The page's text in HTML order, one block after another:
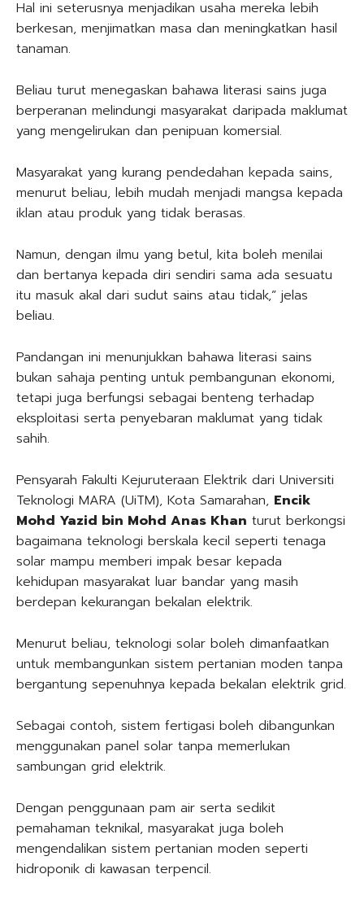
Hal ini seterusnya menjadikan usaha mereka lebih
berkesan, menjimatkan masa dan meningkatkan hasil
tanaman.
Beliau turut menegaskan bahawa literasi sains juga
berperanan melindungi masyarakat daripada maklumat
yang mengelirukan dan penipuan komersial.
Masyarakat yang kurang pendedahan kepada sains,
menurut beliau, lebih mudah menjadi mangsa kepada
iklan atau produk yang tidak berasas.
Namun, dengan ilmu yang betul, kita boleh menilai
dan bertanya kepada diri sendiri sama ada sesuatu
itu masuk akal dari sudut sains atau tidak,” jelas
beliau.
Pandangan ini menunjukkan bahawa literasi sains
bukan sahaja penting untuk pembangunan ekonomi,
tetapi juga berfungsi sebagai benteng terhadap
eksploitasi serta penyebaran maklumat yang tidak
sahih.
Pensyarah Fakulti Kejuruteraan Elektrik dari Universiti
Teknologi MARA (UiTM), Kota Samarahan, Encik
Mohd Yazid bin Mohd Anas Khan turut berkongsi
bagaimana teknologi berskala kecil seperti tenaga
solar mampu memberi impak besar kepada
kehidupan masyarakat luar bandar yang masih
berdepan kekurangan bekalan elektrik.
Menurut beliau, teknologi solar boleh dimanfaatkan
untuk membangunkan sistem pertanian moden tanpa
bergantung sepenuhnya kepada bekalan elektrik grid.
Sebagai contoh, sistem fertigasi boleh dibangunkan
menggunakan panel solar tanpa memerlukan
sambungan grid elektrik.
Dengan penggunaan pam air serta sedikit
pemahaman teknikal, masyarakat juga boleh
mengendalikan sistem pertanian moden seperti
hidroponik di kawasan terpencil.